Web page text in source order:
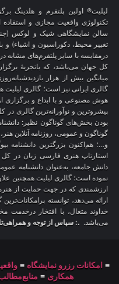
لیلیت® اولین پلتفرم و هلدینگ
تکنولوژی واقعیت مجازی و
سالن نمایشگاهی شیک و لوکس
تغییر محیط، دکوراسیون و اشیاء)
درمقایسه با سایر پلتفرم‌های مشابه در
میانگین بیش از هزار
گالری ایرانی نیز است؛ گالری لیلیت
هوش مصنوعی و با ابداع و برگزاری
پیشروترین و نوآورانه‌ترین گالری در
بودن بخش‌های گوناگون نظیر:
گوناگون و عمومی، روزنامه آنلاین
و…؛ هم‌اکنون بزرگترین دانشنامه
استارتاپ هنری فارسی زبان در
دانش جامعه، به‌عنوان دانشنامه
نموده است؛ گالری لیلیت همچنین
ارزشمندی که در جهت حمایت از
ارائه می‌دهد، توانسته
خداوند متعال، با افتخار درخدمت
می‌باشد. .: سپاس از توجه و
≡ امکانات رزرو نمایشگاه ≡
همکاری ≡